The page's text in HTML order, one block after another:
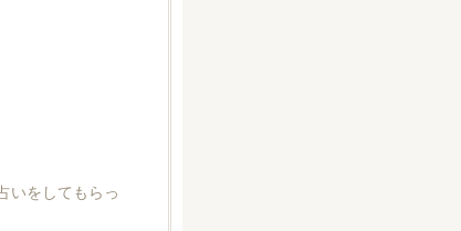
いをしてもらっ